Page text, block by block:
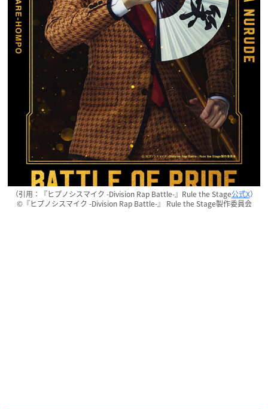
（引用：『ヒプノシスマイク -Division Rap Battle-』Rule the Stage公式X）
©『ヒプノシスマイク -Division Rap Battle-』 Rule the Stage製作委員会